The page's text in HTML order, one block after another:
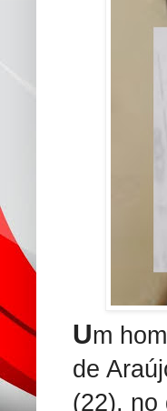
Um
de
(22), no